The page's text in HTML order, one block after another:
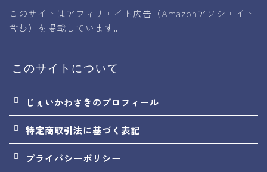
このサイトはアフィリエイト広告（Amazonアソシエイト
含む）を掲載しています。
このサイトについて
じぇいかわさきのプロフィール
特定商取引法に基づく表記
プライバシーポリシー